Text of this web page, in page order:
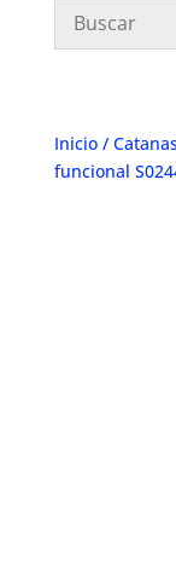
Inicio/
funcional